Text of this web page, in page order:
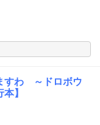
すわ ～ドロボウ
】